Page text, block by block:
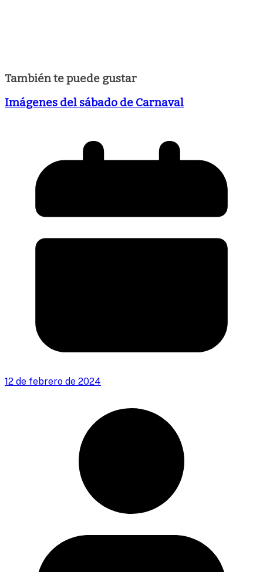
También te puede gustar
Imágenes del sábado de Carnaval
12 de febrero de 2024